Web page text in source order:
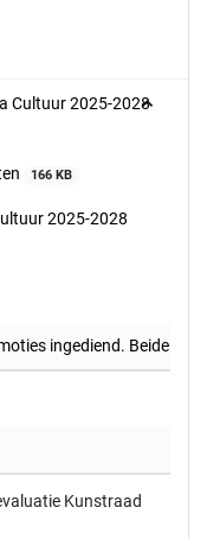
Cultuur 2025-2028
166 KB
2025-2028
ingediend. Beide
Kunstraad